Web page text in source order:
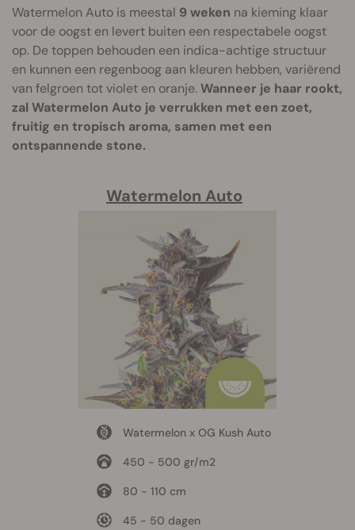
Watermelon Auto is meestal 9 weken na kieming klaar
voor de oogst en levert buiten een respectabele oogst
op. De toppen behouden een indica-achtige structuur
en kunnen een regenboog aan kleuren hebben, variërend
van felgroen tot violet en oranje.Wanneer je haar rookt,
zal Watermelon Auto je verrukken met een zoet,
fruitig en tropisch aroma, samen met een
ontspannende stone.
Watermelon Auto
Watermelon x OG Kush Auto
450 - 500 gr/m2
80 - 110 cm
45 - 50 dagen